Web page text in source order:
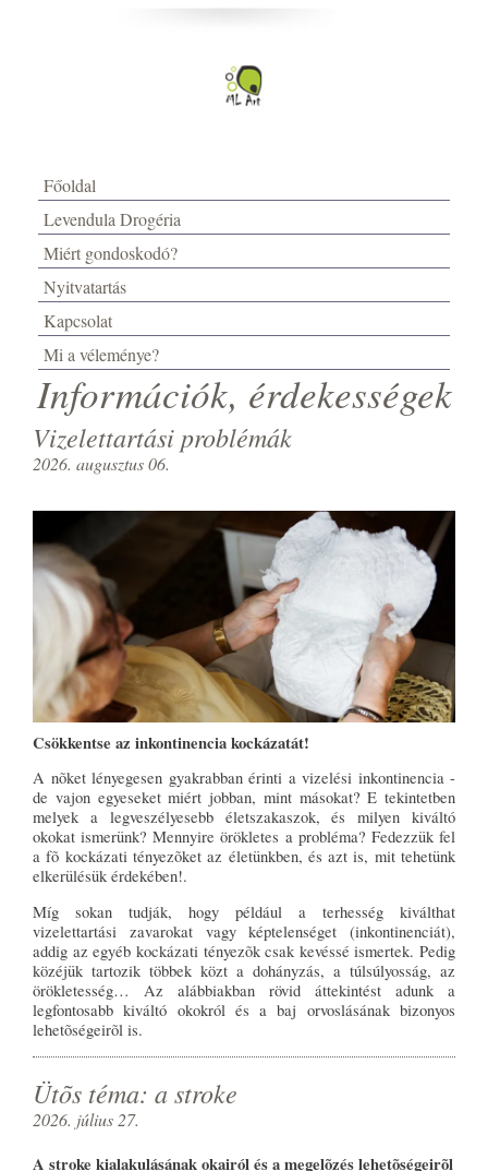
Főoldal
Levendula Drogéria
Miért gondoskodó?
Nyitvatartás
Kapcsolat
Mi a véleménye?
Információk, érdekességek
Vizelettartási problémák
2026. augusztus 06.
Csökkentse az inkontinencia kockázatát!
A nõket lényegesen gyakrabban érinti a vizelési inkontinencia -
de vajon egyeseket miért jobban, mint másokat? E tekintetben
melyek a legveszélyesebb életszakaszok, és milyen kiváltó
okokat ismerünk? Mennyire örökletes a probléma? Fedezzük fel
a fõ kockázati tényezõket az életünkben, és azt is, mit tehetünk
elkerülésük érdekében!.
Míg sokan tudják, hogy például a terhesség kiválthat
vizelettartási zavarokat vagy képtelenséget (inkontinenciát),
addig az egyéb kockázati tényezõk csak kevéssé ismertek. Pedig
közéjük tartozik többek közt a dohányzás, a túlsúlyosság, az
örökletesség… Az alábbiakban rövid áttekintést adunk a
legfontosabb kiváltó okokról és a baj orvoslásának bizonyos
lehetõségeirõl is.
Ütõs téma: a stroke
2026. július 27.
A stroke kialakulásának okairól és a megelõzés lehetõségeirõl